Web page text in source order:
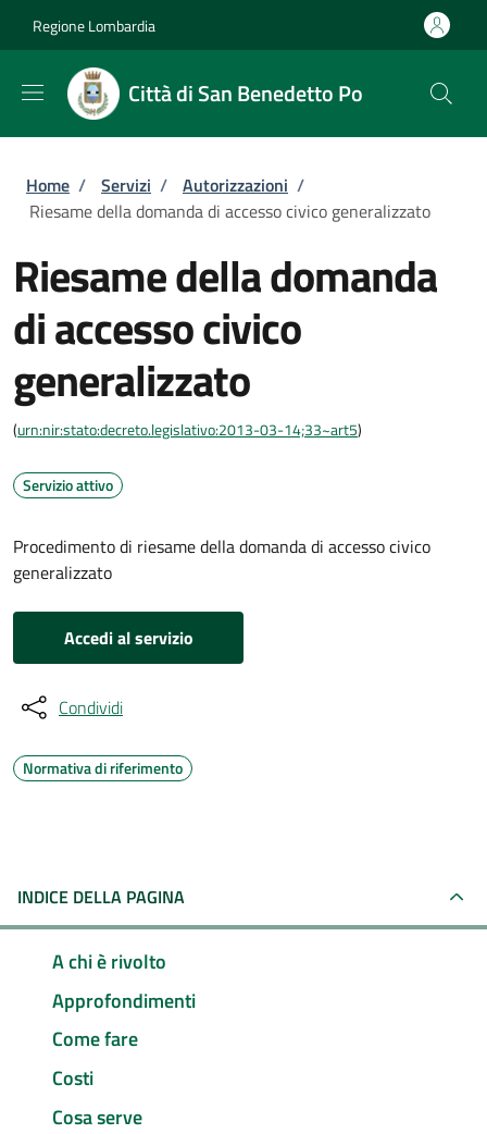
Regione Lombardia
Città di San Benedetto Po
Briciole di pane
Home / Servizi / Autorizzazioni /
Riesame della domanda di accesso civico generalizzato
Riesame della domanda
di accesso civico
generalizzato
(urn:nir:stato:decreto.legislativo:2013-03-14;33~art5)
Servizio attivo
Procedimento di riesame della domanda di accesso civico
generalizzato
Accedi al servizio
Condividi
Normativa di riferimento
INDICE DELLA PAGINA
A chi è rivolto
Approfondimenti
Come fare
Costi
Cosa serve